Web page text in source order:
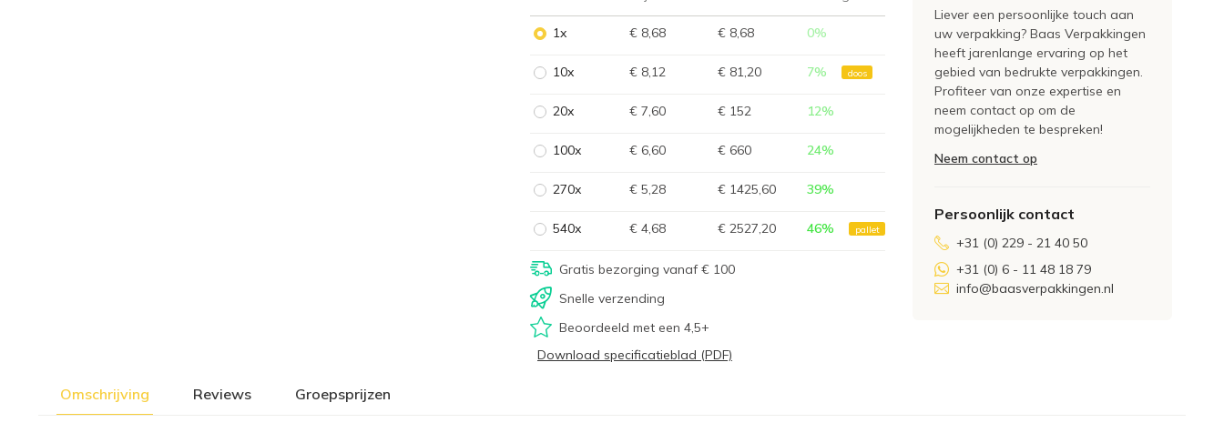
1x € 8,68 € 8,68 0%
10x € 8,12 € 81,20 7% doos
20x € 7,60 € 152 12%
100x € 6,60 € 660 24%
270x € 5,28 € 1425,60 39%
540x € 4,68 € 2527,20 46% pallet
Gratis bezorging vanaf € 100
Snelle verzending
Beoordeeld met een 4,5+
Download specificatieblad (PDF)
Liever een persoonlijke touch aan
uw verpakking? Baas Verpakkingen
heeft jarenlange ervaring op het
gebied van bedrukte verpakkingen.
Profiteer van onze expertise en
neem contact op om de
mogelijkheden te bespreken!
Neem contact op
Persoonlijk contact
+31 (0) 229 - 21 40 50
+31 (0) 6 - 11 48 18 79
info@baasverpakkingen.nl
Omschrijving Reviews Groepsprijzen